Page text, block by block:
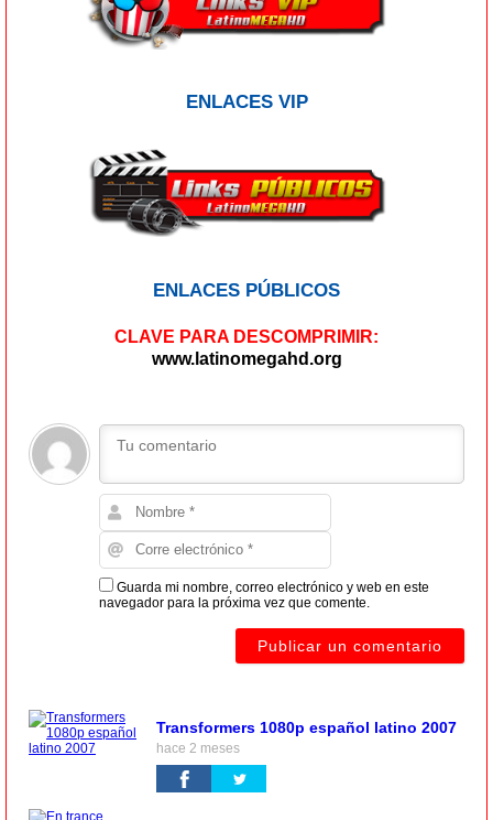
ENLACES VIP
ENLACES PÚBLICOS
CLAVE PARA DESCOMPRIMIR:
www.latinomegahd.org
Guarda mi nombre, correo electrónico y web en este
navegador para la próxima vez que comente.
Transformers 1080p español latino 2007
hace 2 meses